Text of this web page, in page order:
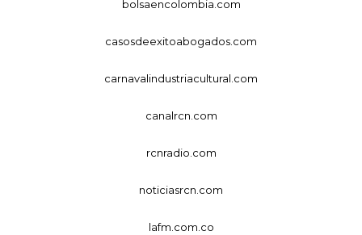
bolsaencolombia.com
casosdeexitoabogados.com
carnavalindustriacultural.com
canalrcn.com
rcnradio.com
noticiasrcn.com
lafm.com.co